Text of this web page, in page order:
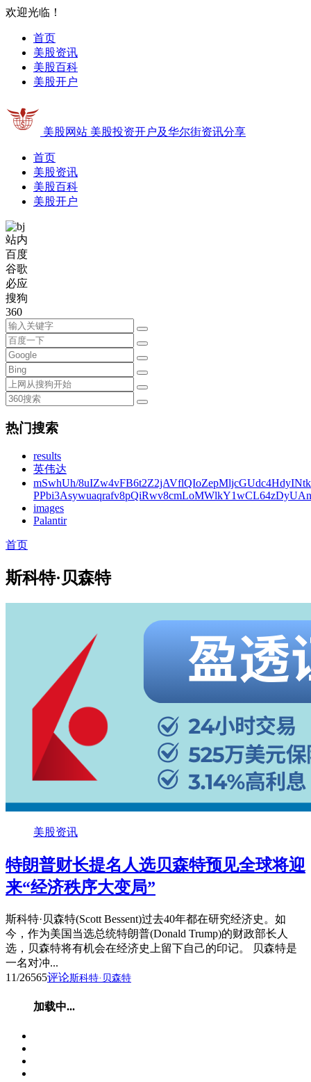
欢迎光临！
首页
美股资讯
美股百科
美股开户
美股网站 美股投资开户及华尔街资讯分享
首页
美股资讯
美股百科
美股开户
站内
百度
谷歌
必应
搜狗
360
热门搜索
results
英伟达
mSwhUh/
images
Palantir
首页
斯科特·贝森特
美股资讯
特朗普财长提名人选贝森特预见全球将迎
来“经济秩序大变局”
斯科特·贝森特(Scott Bessent)过去40年都在研究经济史。如
今，作为美国当选总统特朗普(Donald Trump)的财政部长人
选，贝森特将有机会在经济史上留下自己的印记。 贝森特是
一名对冲...
11/26565评论斯科特·贝森特
加载中...